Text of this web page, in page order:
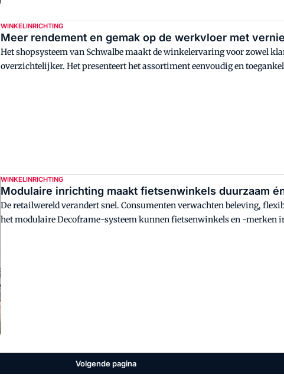
WINKELINRICHTING
Meer rendement en gemak op de werkvloer met
Het shopsysteem van Schwalbe maakt de winkelervaring voor zowel
overzichtelijker. Het presenteert het assortiment eenvoudig en
WINKELINRICHTING
Modulaire inrichting maakt fietsenwinkels duurzaam
De retailwereld verandert snel. Consumenten verwachten beleving,
het modulaire Decoframe-systeem kunnen fietsenwinkels en -merken
Volgende pagina